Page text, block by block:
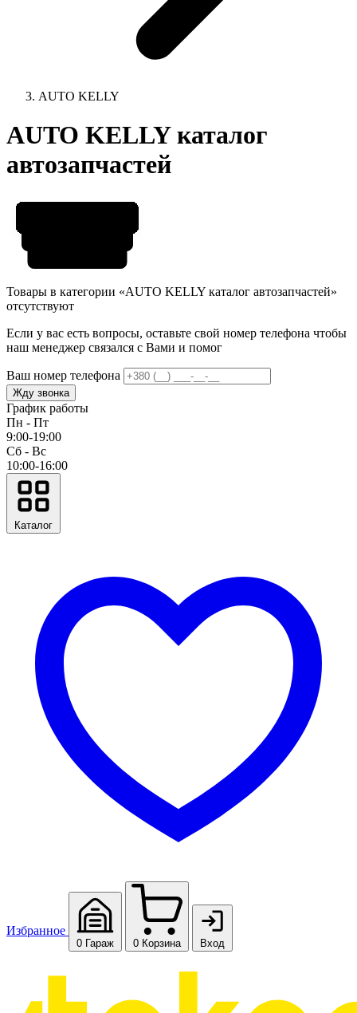
AUTO KELLY
AUTO KELLY каталог
автозапчастей
Товары в категории «AUTO KELLY каталог автозапчастей»
отсутствуют
Если у вас есть вопросы, оставьте свой номер телефона чтобы
наш менеджер связался с Вами и помог
Ваш номер телефона
Жду звонка
График работы
Пн - Пт
9:00-19:00
Сб - Вс
10:00-16:00
Каталог
Избранное
0 Гараж 0 Корзина Вход